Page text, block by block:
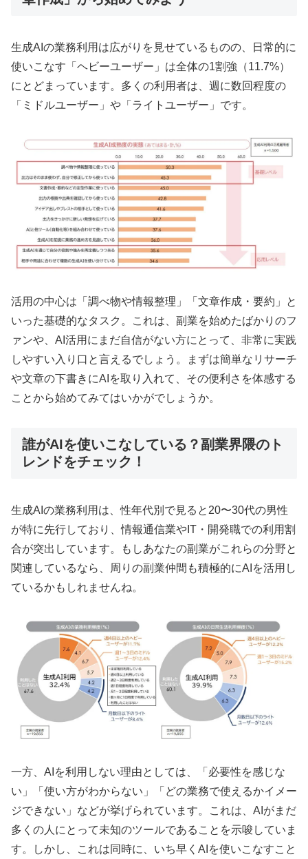
生成AIの業務利用は広がりを見せているものの、日常的に
使いこなす「ヘビーユーザー」は全体の1割強（11.7%）
にとどまっています。多くの利用者は、週に数回程度の
「ミドルユーザー」や「ライトユーザー」です。
活用の中心は「調べ物や情報整理」「文章作成・要約」と
いった基礎的なタスク。これは、副業を始めたばかりのフ
ァンや、AI活用にまだ自信がない方にとって、非常に実践
しやすい入り口と言えるでしょう。まずは簡単なリサーチ
や文章の下書きにAIを取り入れて、その便利さを体感する
ことから始めてみてはいかがでしょうか。
誰がAIを使いこなしている？副業界隈のト
レンドをチェック！
生成AIの業務利用は、性年代別で見ると20〜30代の男性
が特に先行しており、情報通信業やIT・開発職での利用割
合が突出しています。もしあなたの副業がこれらの分野と
関連しているなら、周りの副業仲間も積極的にAIを活用し
ているかもしれませんね。
一方、AIを利用しない理由としては、「必要性を感じな
い」「使い方がわからない」「どの業務で使えるかイメー
ジできない」などが挙げられています。これは、AIがまだ
多くの人にとって未知のツールであることを示唆していま
す。しかし、これは同時に、いち早くAIを使いこなすこと